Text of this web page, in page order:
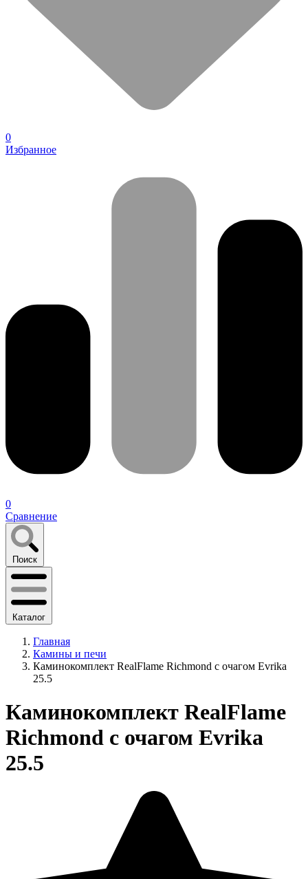
0
Избранное
0
Сравнение
Поиск
Каталог
Главная
Камины и печи
Каминокомплект RealFlame Richmond с очагом Evrika
25.5
Каминокомплект RealFlame
Richmond с очагом Evrika
25.5